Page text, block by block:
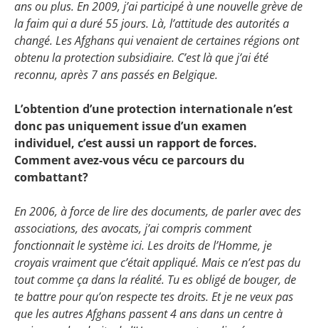
ans ou plus. En 2009, j’ai participé à une nouvelle grève de
la faim qui a duré 55 jours. Là, l’attitude des autorités a
changé. Les Afghans qui venaient de certaines régions ont
obtenu la protection subsidiaire. C’est là que j’ai été
reconnu, après 7 ans passés en Belgique.
L’obtention d’une protection internationale n’est
donc pas uniquement issue d’un examen
individuel, c’est aussi un rapport de forces.
Comment avez-vous vécu ce parcours du
combattant?
En 2006, à force de lire des documents, de parler avec des
associations, des avocats, j’ai compris comment
fonctionnait le système ici. Les droits de l’Homme, je
croyais vraiment que c’était appliqué. Mais ce n’est pas du
tout comme ça dans la réalité. Tu es obligé de bouger, de
te battre pour qu’on respecte tes droits. Et je ne veux pas
que les autres Afghans passent 4 ans dans un centre à